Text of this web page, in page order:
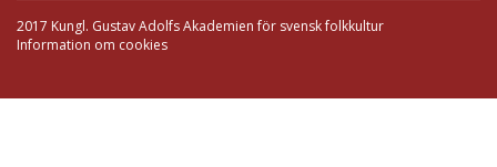
2017 Kungl. Gustav Adolfs Akademien för svensk folkkultur
Information om cookies